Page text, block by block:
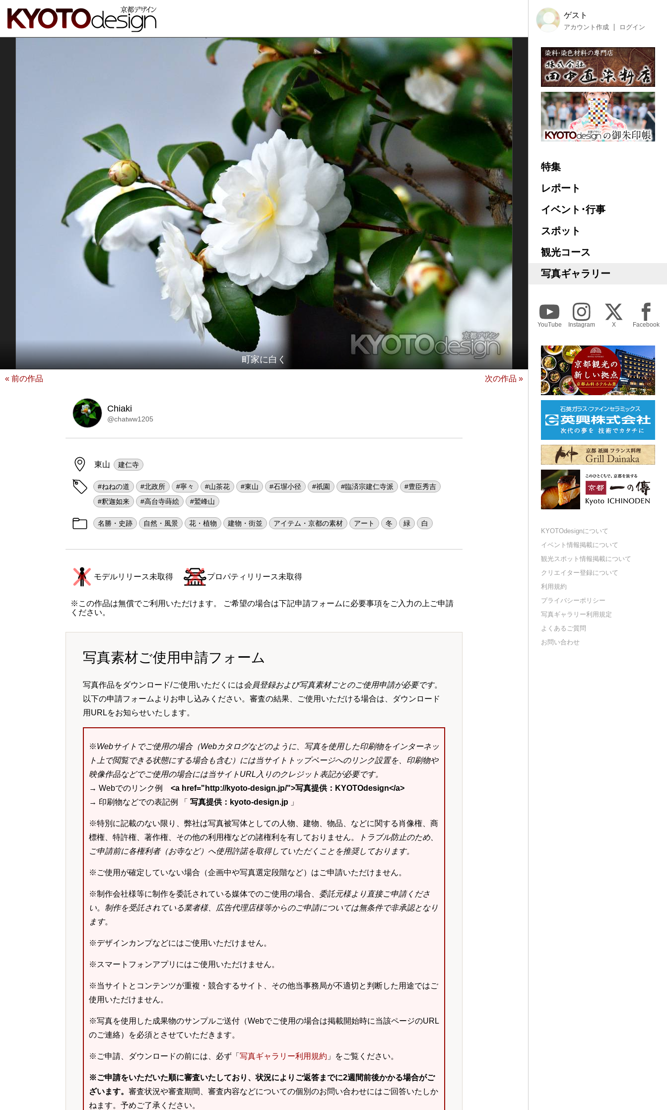
町家に白く
« 前の作品 次の作品 »
Chiaki
@chatww1205
東山 建仁寺
#ねねの道 #北政所 #寧々 #山茶花 #東山 #石塀小径 #祇園 #臨済宗建仁寺派
#豊臣秀吉
#釈迦如来
#高台寺蒔絵 #鷲峰山
名勝・史跡 自然・風景 花・植物 建物・街並 アイテム・京都の素材 アート 冬 緑 白
モデルリリース未取得 プロパティリリース未取得
※この作品は無償でご利用いただけます。 ご希望の場合は下記申請フォームに必要事項をご入力の上ご申請
ください。
写真素材ご使用申請フォーム
写真作品をダウンロード/ご使用いただくには会員登録および写真素材ごとのご使用申請が必要です。
以下の申請フォームよりお申し込みください。審査の結果、ご使用いただける場合は、ダウンロード
用URLをお知らせいたします。
※Webサイトでご使用の場合（Webカタログなどのように、写真を使用した印刷物をインターネッ
ト上で閲覧できる状態にする場合も含む）には当サイトトップページへのリンク設置を、印刷物や
映像作品などでご使用の場合には当サイトURL入りのクレジット表記が必要です。
→ Webでのリンク例 <a href="http://kyoto-design.jp/">写真提供：KYOTOdesign</a>
→ 印刷物などでの表記例 「 写真提供：kyoto-design.jp 」
※特別に記載のない限り、弊社は写真被写体としての人物、建物、物品、などに関する肖像権、商
標権、特許権、著作権、その他の利用権などの諸権利を有しておりません。
トラブル防止のため、
ご申請前に各権利者（お寺など）へ使用許諾を取得していただくことを推奨しております。
※ご使用が確定していない場合（企画中や写真選定段階など）はご申請いただけません。
※制作会社様等に制作を委託されている媒体でのご使用の場合、 委託元様より直接ご申請くださ
い。 制作を受託されている業者様、広告代理店様等からのご申請については無条件で非承認となり
ます。
※デザインカンプなどにはご使用いただけません。
※スマートフォンアプリにはご使用いただけません。
※当サイトとコンテンツが重複・競合するサイト、その他当事務局が不適切と判断した用途ではご
使用いただけません。
※写真を使用した成果物のサンプルご送付（Webでご使用の場合は掲載開始時に当該ページのURL
のご連絡）を必須とさせていただきます。
※ご申請、ダウンロードの前には、必ず「 写真ギャラリー利用規約 」をご覧ください。
※ご申請をいただいた順に審査いたしており、状況によりご返答までに2週間前後かかる場合がご
ざいます。 審査状況や審査期間、審査内容などについての個別のお問い合わせにはご回答いたしか
ねます。予めご了承ください。
ゲスト
アカウント作成 ログイン
特集
レポート
イベント･行事
スポット
観光コース
写真ギャラリー
YouTube Instagram X Facebook
KYOTOdesignについて
イベント情報掲載について
観光スポット情報掲載について
クリエイター登録について
利用規約
プライバシーポリシー
写真ギャラリー利用規定
よくあるご質問
お問い合わせ